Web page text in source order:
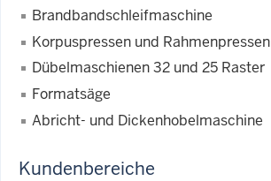
Brandbandschleifmaschine
Korpuspressen und Rahmenpressen
Dübelmaschienen 32 und 25 Raster
Formatsäge
Abricht- und Dickenhobelmaschine
Kundenbereiche